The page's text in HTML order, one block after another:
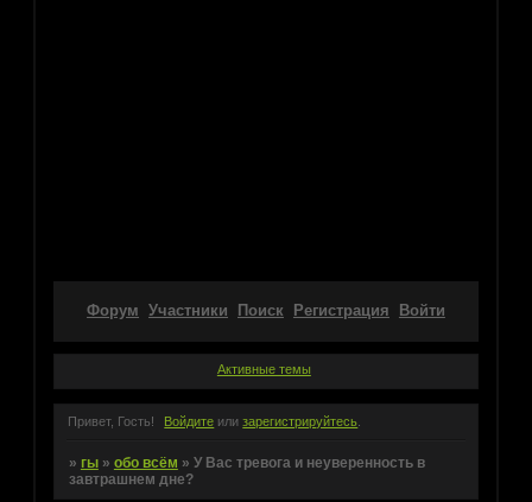
Форум Участники Поиск Регистрация Войти
Активные темы
Привет, Гость! Войдите илизарегистрируйтесь.
» гы » обо всём » У Вас тревога и неуверенность в
завтрашнем дне?